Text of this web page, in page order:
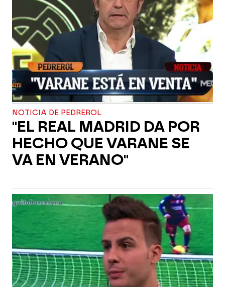
NOTICIA DE PEDREROL
"EL REAL MADRID DA POR
HECHO QUE VARANE SE
VA EN VERANO"